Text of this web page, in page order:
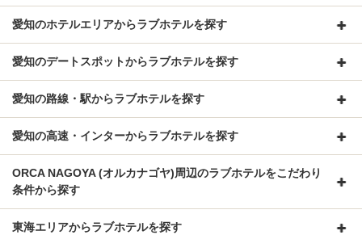
愛知のホテルエリアからラブホテルを探す
愛知のデートスポットからラブホテルを探す
愛知の路線・駅からラブホテルを探す
愛知の高速・インターからラブホテルを探す
ORCA NAGOYA (オルカナゴヤ)周辺のラブホテルをこだわり
条件から探す
東海エリアからラブホテルを探す